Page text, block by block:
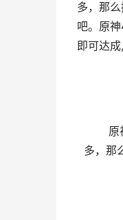
多，那
吧。原
即可达
原
多，那